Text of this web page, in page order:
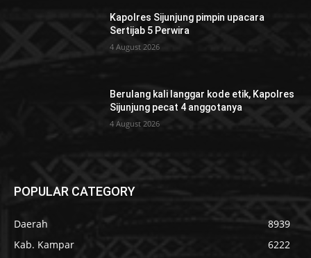
Kapolres Sijunjung pimpin upacara
Sertijab 5 Perwira
4 August 2026
Berulang kali langgar kode etik, Kapolres
Sijunjung pecat 4 anggotanya
4 August 2026
POPULAR CATEGORY
Daerah
8939
Kab. Kampar
6222